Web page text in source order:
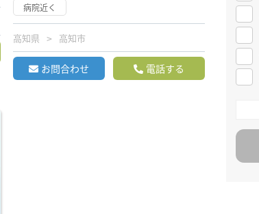
病院近く
高知県 高知市
お問合わせ 電話する